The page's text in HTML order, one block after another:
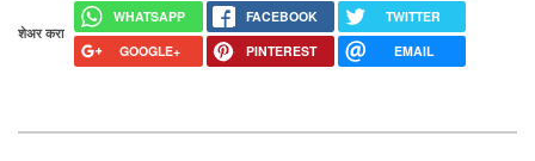
शेअर करा
WHATSAPP FACEBOOK
TWITTER
GOOGLE+
PINTEREST EMAIL